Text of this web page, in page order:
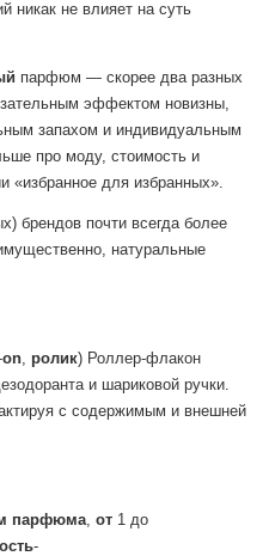
никак не влияет на суть
парфюм — скорее два разных
эффектом новизны,
запахом и индивидуальным
про моду, стоимость и
«избранное для избранных».
брендов почти всегда более
натуральные
on, ролик) Роллер-флакон
и шариковой ручки.
с содержимым и внешней
парфюма от 1 до
-